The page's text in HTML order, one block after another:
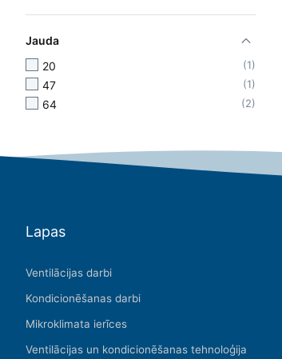
Jauda
20
1
47 1
64 2
Lapas
Ventilācijas darbi
Kondicionēšanas darbi
Mikroklimata ierīces
Ventilācijas un kondicionēšanas tehnoloģija